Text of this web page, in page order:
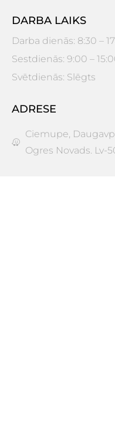
DARBA LAIKS
Darba dienās: 8:30 –
Sestdienās: 9:00 –
Svētdienās: Slēgts
ADRESE
Ciemupe,
Ogres Novads. Lv-